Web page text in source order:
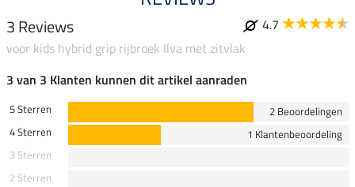
3 Reviews
4.7
voor kids hybrid grip rijbroek Ilva met zitvlak
3 van 3 Klanten kunnen dit artikel aanraden
5 Sterren
2 Beoordelingen
4 Sterren
1 Klantenbeoordeling
3 Sterren
2 Sterren